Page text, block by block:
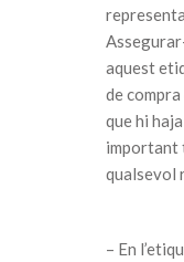
aquest
de
que hi
important
qualsevol
– En